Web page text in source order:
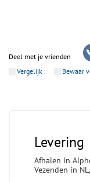
Deel met je vrienden
Vergelijk
Bewaar
Levering
Afhalen in
Vezenden in